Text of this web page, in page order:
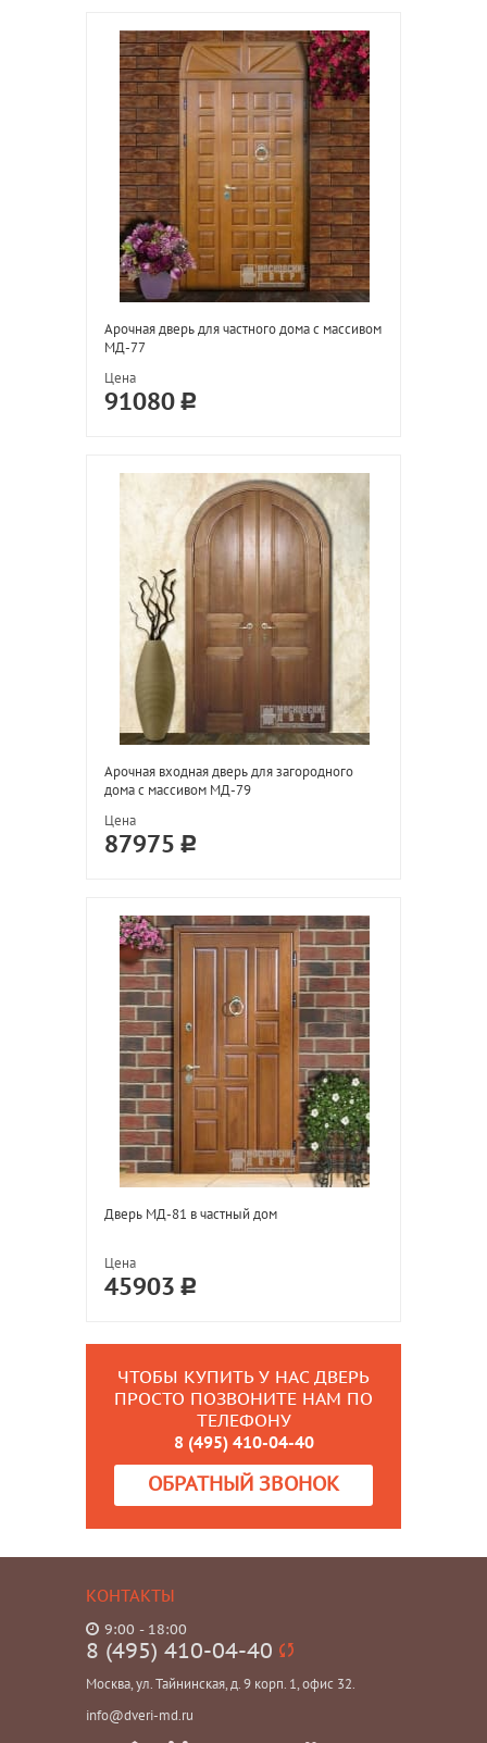
Арочная дверь для частного дома с массивом
МД-77
Цена
91080
Арочная входная дверь для загородного
дома с массивом МД-79
Цена
87975
Дверь МД-81 в частный дом
Цена
45903
ЧТОБЫ КУПИТЬ У НАС ДВЕРЬ
ПРОСТО ПОЗВОНИТЕ НАМ ПО
ТЕЛЕФОНУ
8 (495) 410-04-40
ОБРАТНЫЙ ЗВОНОК
КОНТАКТЫ
9:00 - 18:00
8 (495) 410-04-40
Москва, ул. Тайнинская, д. 9 корп. 1, офис 32.
info@dveri-md.ru